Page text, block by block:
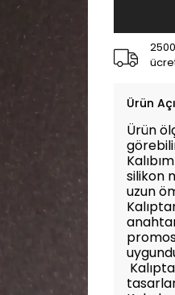
Ürün
Ürün
silikon
uzun